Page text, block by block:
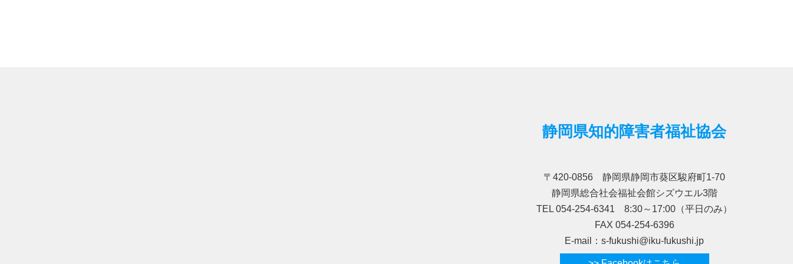
静岡県知的障害者福祉協会
〒420-0856 静岡県静岡市葵区駿府町1-70
静岡県総合社会福祉会館シズウエル3階
TEL 054-254-6341 8:30～17:00（平日のみ）
FAX 054-254-6396
E-mail：s-fukushi@iku-fukushi.jp